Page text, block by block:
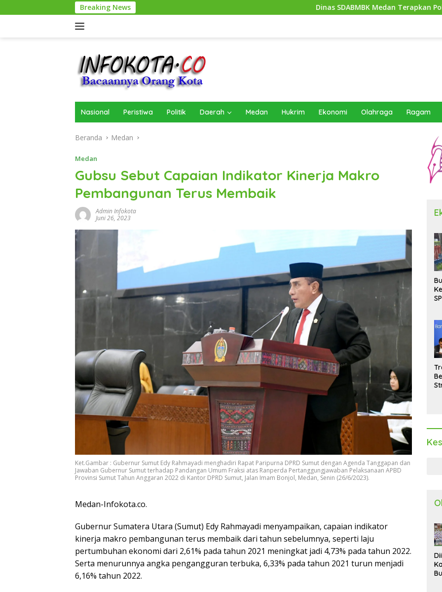
ke
Breaking News Dinas SDABMBK Medan Terapkan Pola Jemput
Nasional Peristiwa Politik Daerah Medan Hukrim Ekonomi Olahraga Ragam
Beranda Medan
Medan
Gubsu Sebut Capaian Indikator Kinerja Makro
Pembangunan Terus Membaik
Admin Infokota
Juni 26, 2023
Ket.Gambar : Gubernur Sumut Edy Rahmayadi menghadiri Rapat Paripurna DPRD Sumut dengan Agenda Tanggapan dan
Jawaban Gubernur Sumut terhadap Pandangan Umum Fraksi atas Ranperda Pertanggungjawaban Pelaksanaan APBD
Provinsi Sumut Tahun Anggaran 2022 di Kantor DPRD Sumut, Jalan Imam Bonjol, Medan, Senin (26/6/2023).
Medan-Infokota.co.
Gubernur Sumatera Utara (Sumut) Edy Rahmayadi menyampaikan, capaian indikator
kinerja makro pembangunan terus membaik dari tahun sebelumnya, seperti laju
pertumbuhan ekonomi dari 2,61% pada tahun 2021 meningkat jadi 4,73% pada tahun 2022.
Serta menurunnya angka pengangguran terbuka, 6,33% pada tahun 2021 turun menjadi
6,16% tahun 2022.